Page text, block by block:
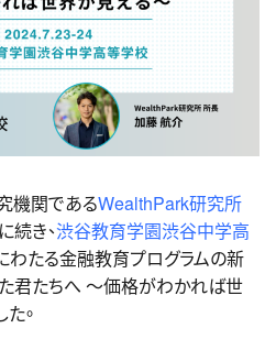
機関であるWealthPark研究所
続き、渋谷教育学園渋谷中学高
わたる金融教育プログラムの新
君たちへ ～価格がわかれば世
。